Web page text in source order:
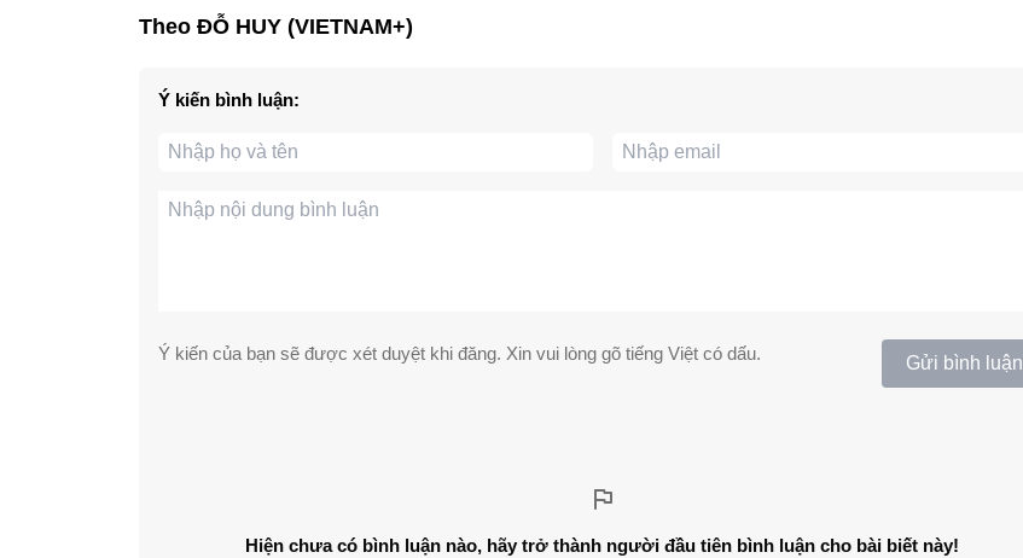
Theo ĐỖ HUY (VIETNAM+)
Ý kiến bình luận:
Ý kiến của bạn sẽ được xét duyệt khi đăng. Xin vui lòng gõ tiếng Việt có dấu. Gửi bình luận
Hiện chưa có bình luận nào, hãy trở thành người đầu tiên bình luận cho bài biết này!